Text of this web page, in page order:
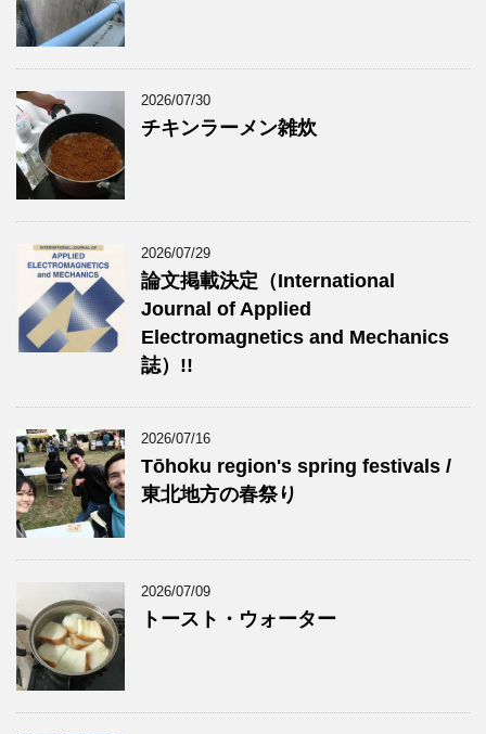
2026/07/30
チキンラーメン雑炊
2026/07/29
論文掲載決定（International
Journal of Applied
Electromagnetics and Mechanics
誌）!!
2026/07/16
Tōhoku region's spring festivals /
東北地方の春祭り
2026/07/09
トースト・ウォーター